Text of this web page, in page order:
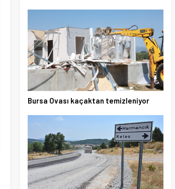
Bursa Ovası kaçaktan temizleniyor